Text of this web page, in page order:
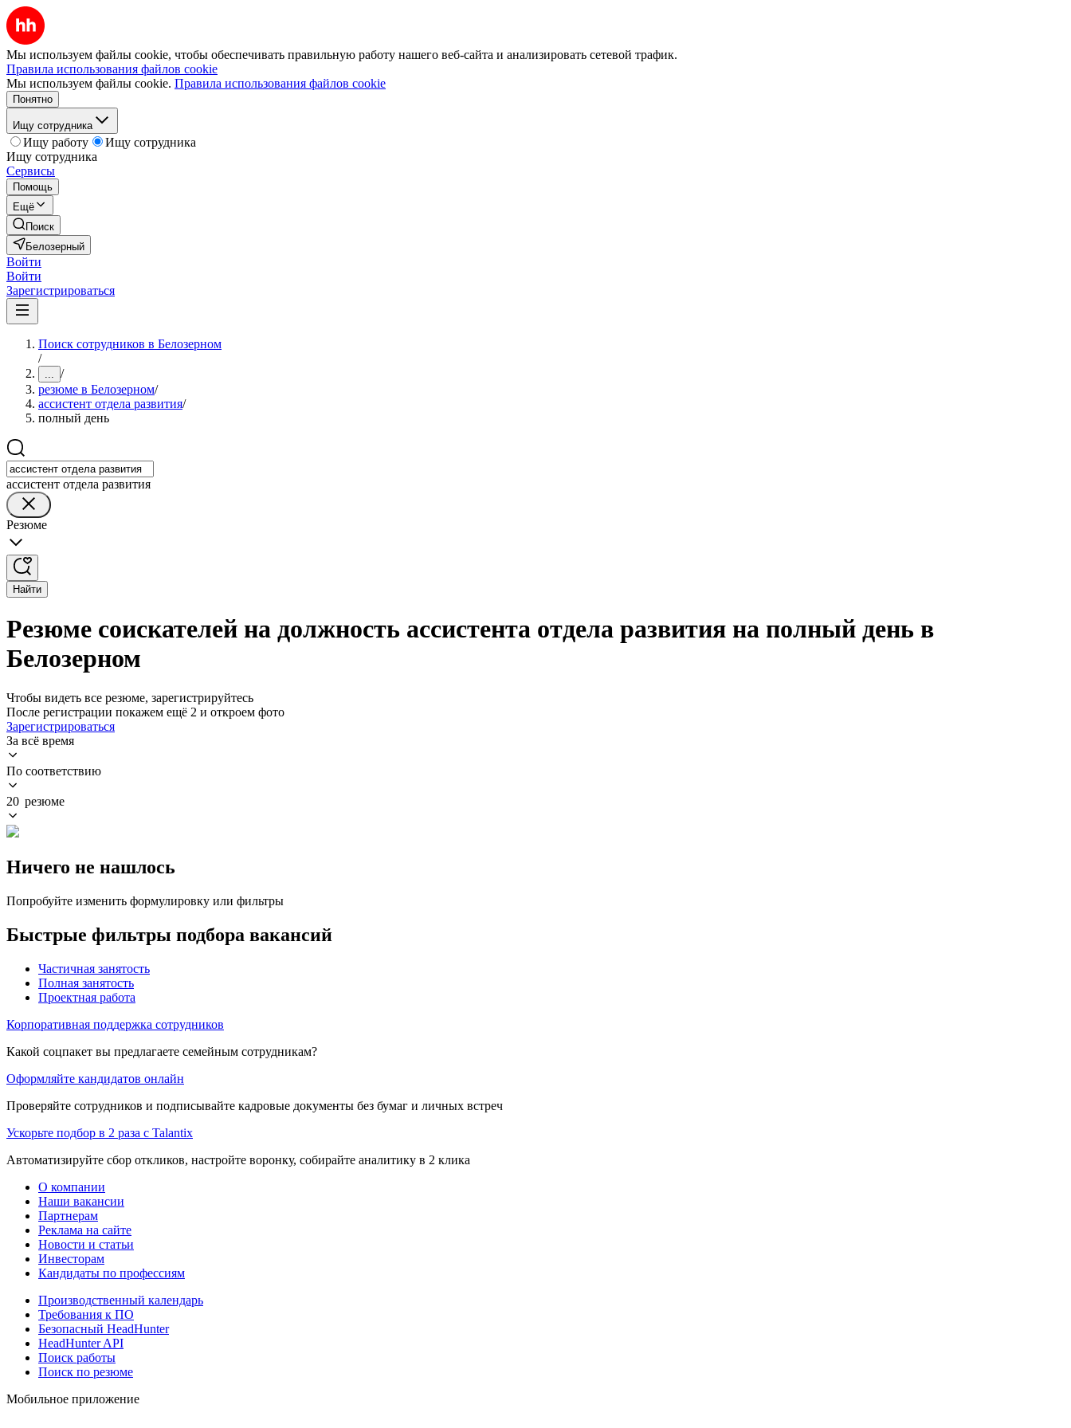
Мы используем файлы cookie, чтобы обеспечивать правильную работу нашего веб-сайта и анализировать сетевой трафик.
Правила использования файлов cookie
Мы используем файлы cookie. Правила использования файлов cookie
Понятно
Ищу сотрудника
Ищу работу
Ищу сотрудника
Ищу сотрудника
Сервисы
Помощь
Ещё
Поиск
Белозерный
Войти
Войти
Зарегистрироваться
Поиск сотрудников в Белозерном
/
... /
резюме в Белозерном/
ассистент отдела развития/
полный день
ассистент отдела развития
Резюме
Найти
Резюме соискателей на должность ассистента отдела развития на полный день в
Белозерном
Чтобы видеть все резюме, зарегистрируйтесь
После регистрации покажем ещё 2 и откроем фото
Зарегистрироваться
За всё время
По соответствию
20 резюме
Ничего не нашлось
Попробуйте изменить формулировку или фильтры
Быстрые фильтры подбора вакансий
Частичная занятость
Полная занятость
Проектная работа
Корпоративная поддержка сотрудников
Какой соцпакет вы предлагаете семейным сотрудникам?
Оформляйте кандидатов онлайн
Проверяйте сотрудников и подписывайте кадровые документы без бумаг и личных встреч
Ускорьте подбор в 2 раза с Talantix
Автоматизируйте сбор откликов, настройте воронку, собирайте аналитику в 2 клика
О компании
Наши вакансии
Партнерам
Реклама на сайте
Новости и статьи
Инвесторам
Кандидаты по профессиям
Производственный календарь
Требования к ПО
Безопасный HeadHunter
HeadHunter API
Поиск работы
Поиск по резюме
Мобильное приложение